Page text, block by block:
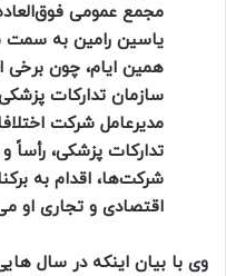
یاسین رامین به سمت
همین ایام، چون
سازمان تدارکات
مدیرعامل شرکت
تدارکات پزشکی، رأساً
شرکت‌ها، اقدام به
اقتصادی و تجاری او
وی با بیان اینکه در سال